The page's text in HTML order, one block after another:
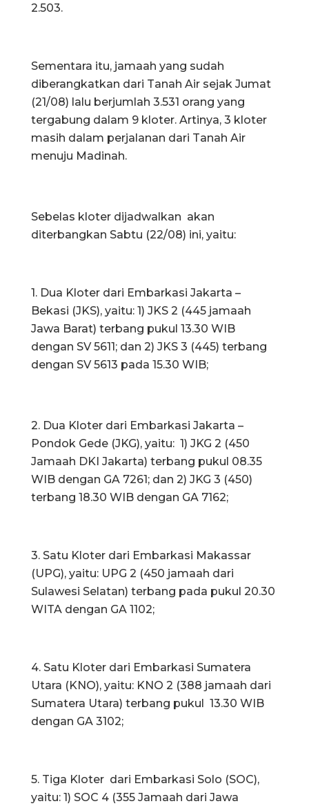
2.503.
Sementara itu, jamaah yang sudah
diberangkatkan dari Tanah Air sejak Jumat
(21/08) lalu berjumlah 3.531 orang yang
tergabung dalam 9 kloter. Artinya, 3 kloter
masih dalam perjalanan dari Tanah Air
menuju Madinah.
Sebelas kloter dijadwalkan akan
diterbangkan Sabtu (22/08) ini, yaitu:
1. Dua Kloter dari Embarkasi Jakarta –
Bekasi (JKS), yaitu: 1) JKS 2 (445 jamaah
Jawa Barat) terbang pukul 13.30 WIB
dengan SV 5611; dan 2) JKS 3 (445) terbang
dengan SV 5613 pada 15.30 WIB;
2. Dua Kloter dari Embarkasi Jakarta –
Pondok Gede (JKG), yaitu: 1) JKG 2 (450
Jamaah DKI Jakarta) terbang pukul 08.35
WIB dengan GA 7261; dan 2) JKG 3 (450)
terbang 18.30 WIB dengan GA 7162;
3. Satu Kloter dari Embarkasi Makassar
(UPG), yaitu: UPG 2 (450 jamaah dari
Sulawesi Selatan) terbang pada pukul 20.30
WITA dengan GA 1102;
4. Satu Kloter dari Embarkasi Sumatera
Utara (KNO), yaitu: KNO 2 (388 jamaah dari
Sumatera Utara) terbang pukul 13.30 WIB
dengan GA 3102;
5. Tiga Kloter dari Embarkasi Solo (SOC),
yaitu: 1) SOC 4 (355 Jamaah dari Jawa